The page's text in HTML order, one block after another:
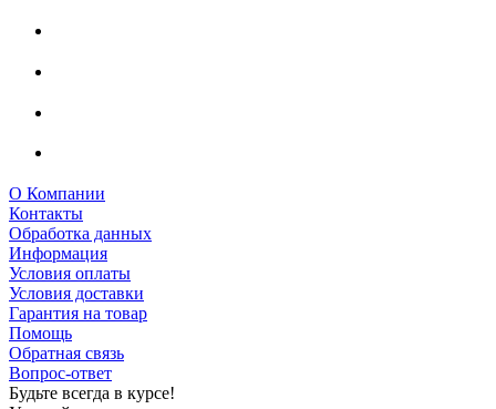
О Компании
Контакты
Обработка данных
Информация
Условия оплаты
Условия доставки
Гарантия на товар
Помощь
Обратная связь
Вопрос-ответ
Будьте всегда в курсе!